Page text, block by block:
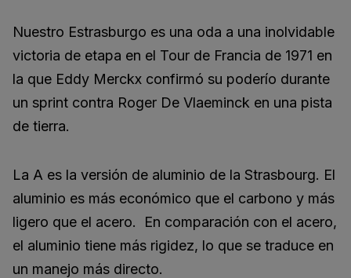
Nuestro Estrasburgo es una oda a una inolvidable
victoria de etapa en el Tour de Francia de 1971 en
la que Eddy Merckx confirmó su poderío durante
un sprint contra Roger De Vlaeminck en una pista
de tierra.
La A es la versión de aluminio de la Strasbourg. El
aluminio es más económico que el carbono y más
ligero que el acero. En comparación con el acero,
el aluminio tiene más rigidez, lo que se traduce en
un manejo más directo.